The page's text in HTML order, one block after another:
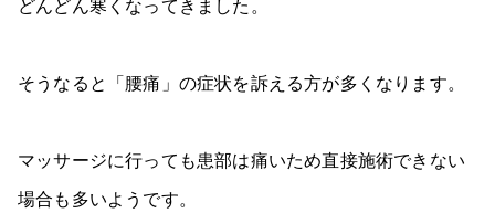
そうなると「腰痛」の症状を訴える方が多くなります。
マッサージに行っても患部は痛いため直接施術できない
場合も多いようです。